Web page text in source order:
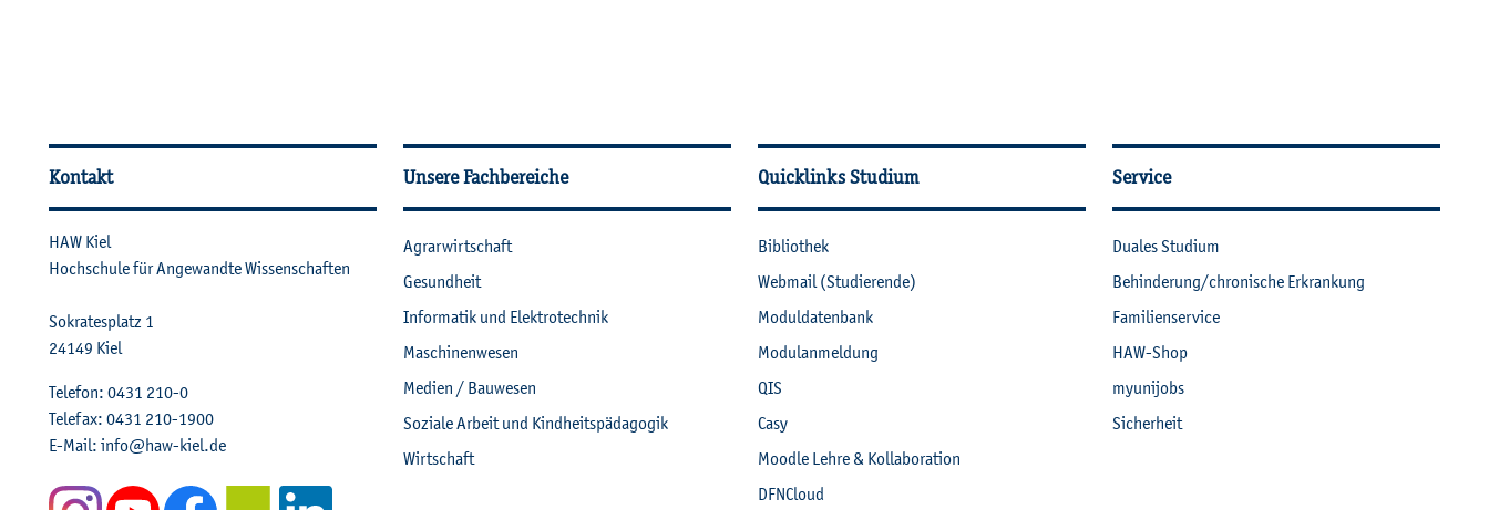
Wei­ter­füh­ren­de In­for­ma­tio­nen
Kontakt
HAW Kiel
Hoch­schu­le für An­ge­wand­te Wis­sen­schaf­ten
So­kra­tes­platz 1
24149 Kiel
Te­le­fon: 0431 210-0
Te­le­fax: 0431 210-1900
E-Mail: info@​haw-​kiel.​de
Unsere Fachbereiche
Agrar­wirt­schaft
Ge­sund­heit
In­for­ma­tik und Elek­tro­tech­nik
Ma­schi­nen­we­sen
Me­di­en / Bau­we­sen
So­zia­le Ar­beit und Kind­heits­päd­ago­gik
Wirt­schaft
Quicklinks Studium
Bi­blio­thek
Web­mail (Stu­die­ren­de)
Mo­dul­da­ten­bank
Mo­du­l­an­mel­dung
QIS
Casy
Mood­le Lehre & Kol­la­bo­ra­ti­on
DF­NCloud
Service
Dua­les Stu­di­um
Be­hin­de­rung/chro­ni­sche Er­kran­kung
Fa­mi­li­en­ser­vice
HAW-Shop
myu­ni­jobs
Si­cher­heit